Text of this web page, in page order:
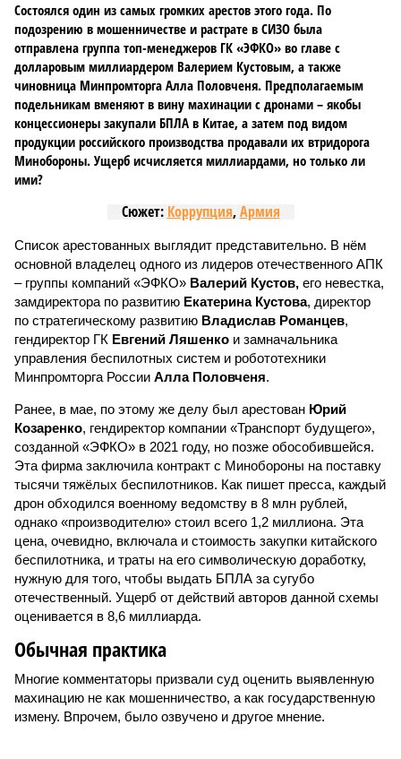
Состоялся один из самых громких арестов этого года. По
подозрению в мошенничестве и растрате в СИЗО была
отправлена группа топ-менеджеров ГК «ЭФКО» во главе с
долларовым миллиардером Валерием Кустовым, а также
чиновница Минпромторга Алла Половченя. Предполагаемым
подельникам вменяют в вину махинации с дронами – якобы
концессионеры закупали БПЛА в Китае, а затем под видом
продукции российского производства продавали их втридорога
Минобороны. Ущерб исчисляется миллиардами, но только ли
ими?
Сюжет: Коррупция,Армия
Список арестованных выглядит представительно. В нём
основной владелец одного из лидеров отечественного АПК
– группы компаний «ЭФКО» Валерий Кустов, его невестка,
замдиректора по развитию Екатерина Кустова, директор
по стратегическому развитию Владислав Романцев,
гендиректор ГК Евгений Ляшенко и замначальника
управления беспилотных систем и робототехники
Минпромторга России Алла Половченя.
Ранее, в мае, по этому же делу был арестован Юрий
Козаренко, гендиректор компании «Транспорт будущего»,
созданной «ЭФКО» в 2021 году, но позже обособившейся.
Эта фирма заключила контракт с Минобороны на поставку
тысячи тяжёлых беспилотников. Как пишет пресса, каждый
дрон обходился военному ведомству в 8 млн рублей,
однако «производителю» стоил всего 1,2 миллиона. Эта
цена, очевидно, включала и стоимость закупки китайского
беспилотника, и траты на его символическую доработку,
нужную для того, чтобы выдать БПЛА за сугубо
отечественный. Ущерб от действий авторов данной схемы
оценивается в 8,6 миллиарда.
Обычная практика
Многие комментаторы призвали суд оценить выявленную
махинацию не как мошенничество, а как государственную
измену. Впрочем, было озвучено и другое мнение.